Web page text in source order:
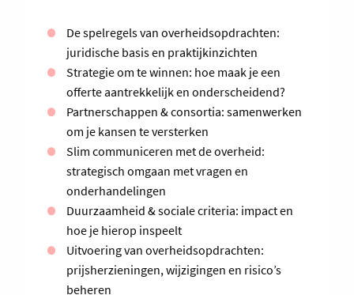
De spelregels van overheidsopdrachten:
juridische basis en praktijkinzichten
Strategie om te winnen: hoe maak je een
offerte aantrekkelijk en onderscheidend?
Partnerschappen & consortia: samenwerken
om je kansen te versterken
Slim communiceren met de overheid:
strategisch omgaan met vragen en
onderhandelingen
Duurzaamheid & sociale criteria: impact en
hoe je hierop inspeelt
Uitvoering van overheidsopdrachten:
prijsherzieningen, wijzigingen en risico’s
beheren